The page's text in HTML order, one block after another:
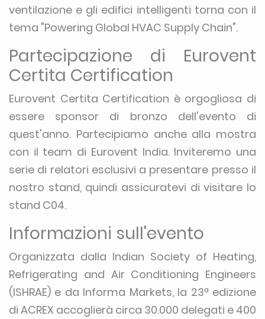
ventilazione e gli edifici intelligenti torna con il
tema "Powering Global HVAC Supply Chain".
Partecipazione di Eurovent
Certita Certification
Eurovent Certita Certification è orgogliosa di
essere sponsor di bronzo dell'evento di
quest'anno. Partecipiamo anche alla mostra
con il team di Eurovent India. Inviteremo una
serie di relatori esclusivi a presentare presso il
nostro stand, quindi assicuratevi di visitare lo
stand C04.
Informazioni sull'evento
Organizzata dalla Indian Society of Heating,
Refrigerating and Air Conditioning Engineers
(ISHRAE) e da Informa Markets, la 23ª edizione
di ACREX accoglierà circa 30.000 delegati e 400